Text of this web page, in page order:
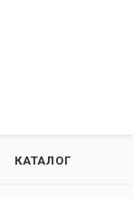
КАТАЛОГ